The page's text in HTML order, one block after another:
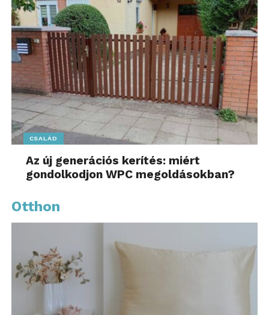
CSALÁD
Az új generációs kerítés: miért
gondolkodjon WPC megoldásokban?
Otthon